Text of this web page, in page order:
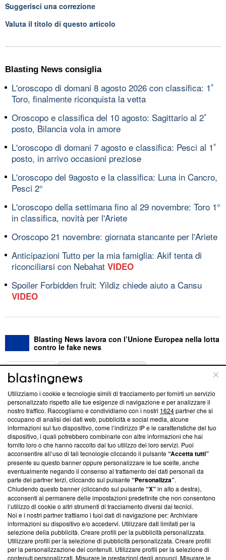
Suggerisci una correzione
Valuta il titolo di questo articolo
Blasting News consiglia
L'oroscopo di domani 8 agosto 2026 con classifica: 1ﾟ
Toro, finalmente riconquista la vetta
Oroscopo e classifica del 10 agosto: Sagittario al 2ﾟ
posto, Bilancia vola in amore
L'oroscopo di domani 7 agosto e classifica: Pesci al 1ﾟ
posto, in arrivo occasioni preziose
L'oroscopo del 9agosto e la classifica: Luna in Cancro,
Pesci 2°
L'oroscopo della settimana fino al 29 novembre: Toro 1°
in classifica, novità per l'Ariete
Oroscopo 21 novembre: giornata stancante per l'Ariete
Anticipazioni Tutto per la mia famiglia: Akif tenta di
riconciliarsi con Nebahat VIDEO
Spoiler Forbidden fruit: Yildiz chiede aiuto a Cansu
VIDEO
Blasting News lavora con l’Unione Europea nella lotta
contro le fake news
ABOUT
Questa sezione offre informazioni trasparenti su Blasting
News, sui nostri processi editoriali e su come ci impegniamo a
creare news di qualità. Inoltre, afferma la nostra aderenza a
‘Trust Project - News with Integrity’Blasting News non è
ancora membro del programma, ma ha richiesto di farne
parte; Trust Project non ha ancora effettuato una verifica di
conformità agli standard.
Su di noi
Team editoriale
Corporate
Redazione
Informativa Privacy
Utilizziamo i cookie e tecnologie simili di tracciamento per fornirti un servizio
personalizzato rispetto alle tue esigenze di navigazione e per analizzare il
nostro traffico. Raccogliamo e condividiamo con i nostri 1624partner che si
occupano di analisi dei dati web, pubblicità e social media, alcune
informazioni sul tuo dispositivo, come l’indirizzo IP e le caratteristiche del tuo
dispositivo, i quali potrebbero combinarle con altre informazioni che hai
fornito loro o che hanno raccolto dal tuo utilizzo dei loro servizi. Puoi
acconsentire all’uso di tali tecnologie cliccando il pulsante“Accetta tutti”
presente su questo banner oppure personalizzare le tue scelte, anche
eventualmente negando il consenso al trattamento dei dati personali da
parte dei partner terzi, cliccando sul pulsante“Personalizza”.
Chiudendo questo banner (cliccando sul pulsante“X”in alto a destra),
acconsenti al permanere delle impostazioni predefinite che non consentono
l’utilizzo di cookie o altri strumenti di tracciamento diversi dai tecnici.
Noi e i nostri partner trattiamo i tuoi dati di navigazione per: Archiviare
informazioni su dispositivo e/o accedervi. Utilizzare dati limitati per la
selezione della pubblicità. Creare profili per la pubblicità personalizzata.
Utilizzare profili per la selezione di pubblicità personalizzata. Creare profili
per la personalizzazione dei contenuti. Utilizzare profili per la selezione di
contenuti personalizzati. Misurare le prestazioni degli annunci. Misurare le